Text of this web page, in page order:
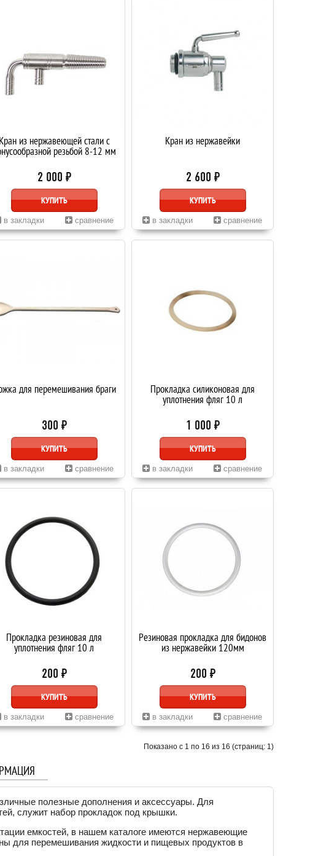
Кран из нержавеющей стали с
резьбой 8-12 мм
2 000 ₽
КУПИТЬ
в закладки сравнение
Кран из нержавейки
2 600 ₽
КУПИТЬ
в закладки сравнение
для перемешивания браги
300 ₽
КУПИТЬ
в закладки сравнение
Прокладка силиконовая для
уплотнения фляг 10 л
1 000 ₽
КУПИТЬ
в закладки сравнение
Прокладка резиновая для
уплотнения фляг 10 л
200 ₽
КУПИТЬ
в закладки сравнение
Резиновая прокладка для бидонов
из нержавейки 120мм
200 ₽
КУПИТЬ
в закладки сравнение
Показано с 1 по 16 из 16 (страниц: 1)
полезные дополнения и аксессуары. Для
служит набор прокладок под крышки.
емкостей, в нашем каталоге имеются нержавеющие
для перемешивания жидкости и пищевых продуктов в